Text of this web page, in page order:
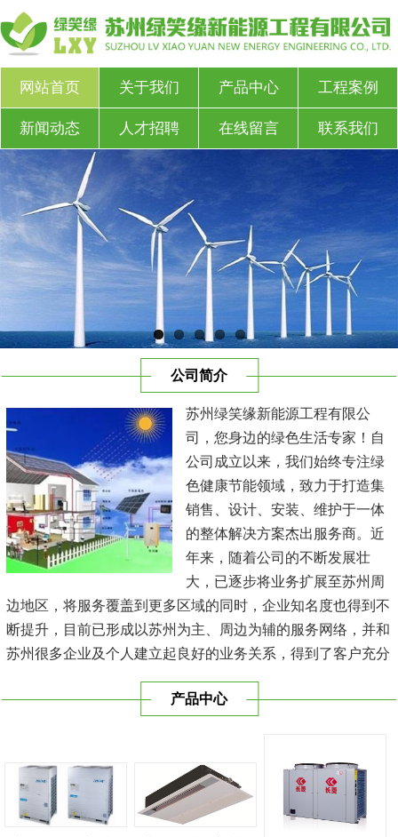
网站首页 关于我们 产品中心 工程案例
新闻动态 人才招聘 在线留言 联系我们
公司简介
苏州绿笑缘新能源工程有限公
司，您身边的绿色生活专家！自
公司成立以来，我们始终专注绿
色健康节能领域，致力于打造集
销售、设计、安装、维护于一体
的整体解决方案杰出服务商。近
年来，随着公司的不断发展壮
大，已逐步将业务扩展至苏州周
边地区，将服务覆盖到更多区域的同时，企业知名度也得到不
断提升，目前已形成以苏州为主、周边为辅的服务网络，并和
苏州很多企业及个人建立起良好的业务关系，得到了客户充分
与时俱进，树立良好的企业形象，以优质的服务、优质的技术
产品中心